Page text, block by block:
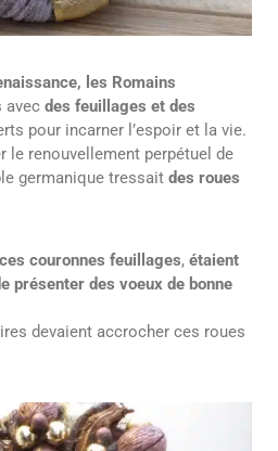
les Romains
avec des feuillages et des
pour incarner l’espoir et la vie.
le renouvellement perpétuel de
germanique tressait des roues
couronnes feuillages, étaient
présenter des voeux de bonne
devaient accrocher ces roues